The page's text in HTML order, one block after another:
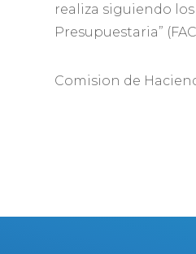
realiza siguiendo
Presupuestaria”
Comision de